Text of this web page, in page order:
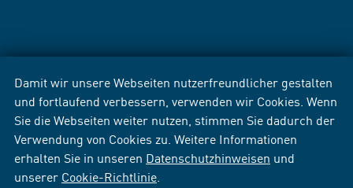
Damit wir unsere Webseiten nutzerfreundlicher gestalten
und fortlaufend verbessern, verwenden wir Cookies. Wenn
Sie die Webseiten weiter nutzen, stimmen Sie dadurch der
Verwendung von Cookies zu. Weitere Informationen
erhalten Sie in unseren Datenschutzhinweisen und
unserer Cookie-Richtlinie